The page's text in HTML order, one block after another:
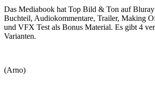
Das Mediabook hat Top Bild & Ton auf
Buchteil, Audiokommentare, Trailer, Making
und VFX Test als Bonus Material. Es gibt 4
Varianten.
(Arno)